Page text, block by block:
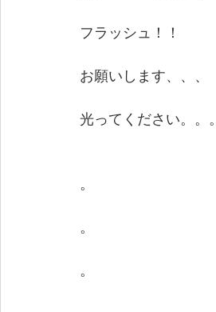
フラッシュ！！
お願いします、、、
光ってください。。。
。
。
。